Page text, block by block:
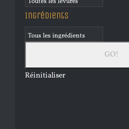
Ingrédients
Réinitialiser